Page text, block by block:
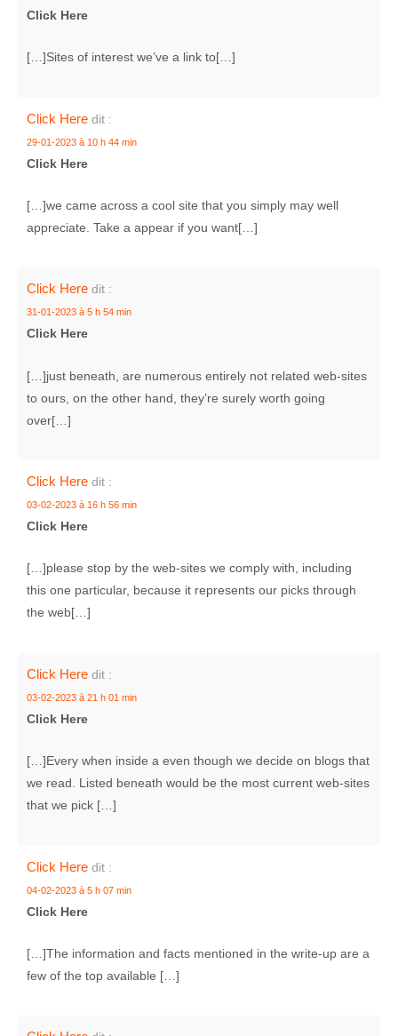
Click Here
[…]Sites of interest we’ve a link to[…]
Click Here dit :
29-01-2023 à 10 h 44 min
Click Here
[…]we came across a cool site that you simply may well
appreciate. Take a appear if you want[…]
Click Here dit :
31-01-2023 à 5 h 54 min
Click Here
[…]just beneath, are numerous entirely not related web-sites
to ours, on the other hand, they’re surely worth going
over[…]
Click Here dit :
03-02-2023 à 16 h 56 min
Click Here
[…]please stop by the web-sites we comply with, including
this one particular, because it represents our picks through
the web[…]
Click Here dit :
03-02-2023 à 21 h 01 min
Click Here
[…]Every when inside a even though we decide on blogs that
we read. Listed beneath would be the most current web-sites
that we pick […]
Click Here dit :
04-02-2023 à 5 h 07 min
Click Here
[…]The information and facts mentioned in the write-up are a
few of the top available […]